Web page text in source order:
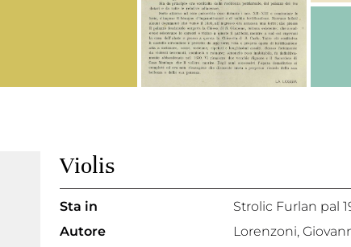
Violis
Sta in Strolic Furlan pal
Autore
Lorenzoni,